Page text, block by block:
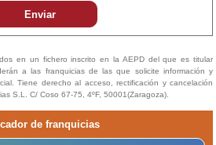
Enviar
en un fichero inscrito en la AEPD del que es titular
a las franquicias de las que solicite información y
Tiene derecho al acceso, rectificación y cancelación
S.L. C/ Coso 67-75, 4ºF, 50001(Zaragoza).
de franquicias